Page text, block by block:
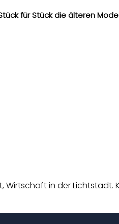
für Stück die älteren
in der